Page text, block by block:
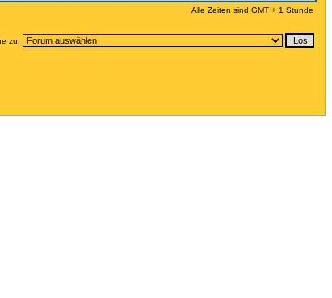
Alle Zeiten sind GMT + 1 Stunde
zu: